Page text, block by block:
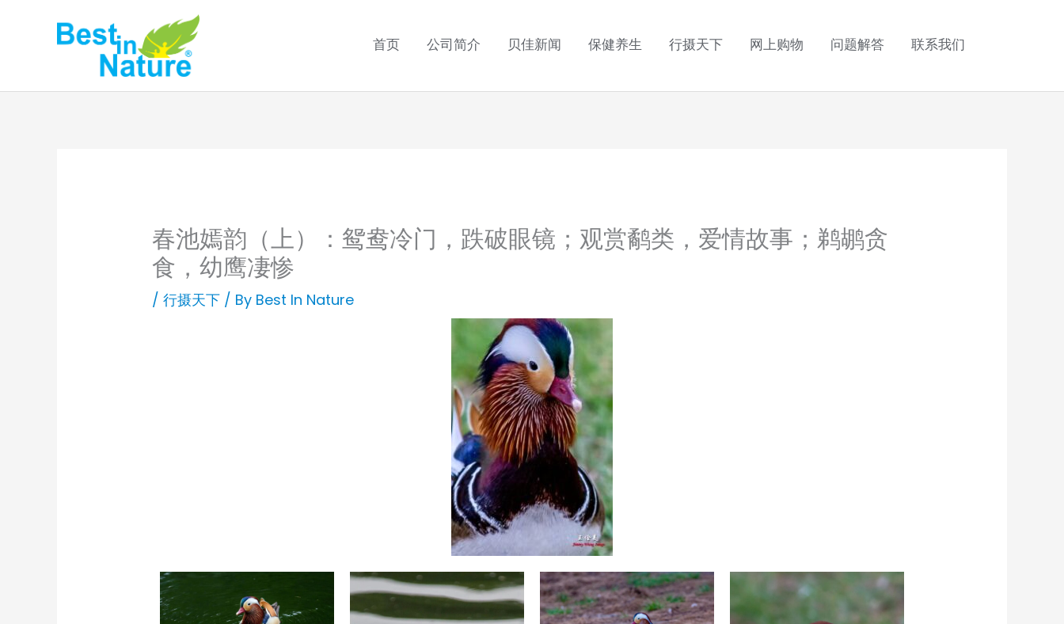
首页 公司简介 贝佳新闻 保健养生 行摄天下 网上购物 问题解答 联系我们
春池嫣韵（上）：鸳鸯冷门，跌破眼镜；观赏鹬类，爱情故事；鹈鹕贪
食，幼鹰凄惨
/行摄天下 / By Best In Nature